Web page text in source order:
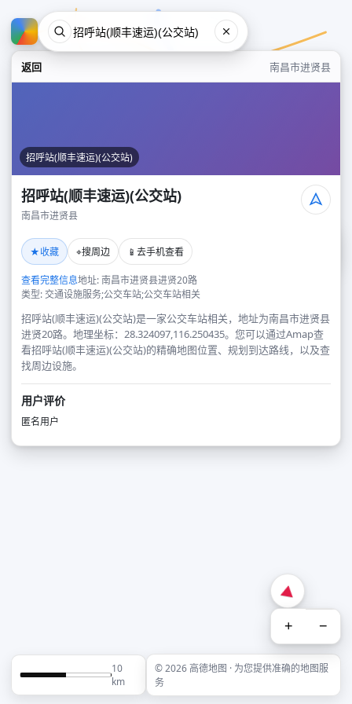
返回 南昌市进贤县
招呼站(顺丰速运)(公交站)
招呼站(顺丰速运)(公交站)
南昌市进贤县
★收藏 ⌖搜周边 📱 去手机查看
查看完整信息地址: 南昌市进贤县进贤20路
类型: 交通设施服务;公交车站;公交车站相关
招呼站(顺丰速运)(公交站)是一家公交车站相关，地址为南昌市进贤县
进贤20路。地理坐标：28.324097,116.250435。您可以通过Amap查
看招呼站(顺丰速运)(公交站)的精确地图位置、规划到达路线，以及查
找周边设施。
用户评价
匿名用户
+ −
10
km
© 2026 高德地图 · 为您提供准确的地图服
务